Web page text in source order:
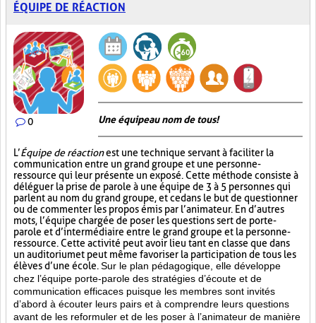
ÉQUIPE DE RÉACTION
0 Une équipe au nom de tous!
L’Équipe de réactionest une technique servant à faciliter la
communication entre un grand groupe et une personne-
ressource qui leur présente un exposé. Cette méthode consiste à
déléguer la prise de parole à une équipe de 3 à 5 personnes qui
parlent au nom du grand groupe, et ce dans le but de questionner
ou de commenter les propos émis par l’animateur. En d’autres
mots, l’équipe chargée de poser les questions sert de porte-
parole et d’intermédiaire entre le grand groupe et la personne-
ressource. Cette activité peut avoir lieu tant en classe que dans
un auditorium et peut même favoriser la participation de tous les
élèves d’une école. Sur le plan pédagogique, elle développe
chez l’équipe porte-parole des stratégies d’écoute et de
communication efficaces puisque les membres sont invités
d’abord à écouter leurs pairs et à comprendre leurs questions
avant de les reformuler et de les poser à l’animateur de manière